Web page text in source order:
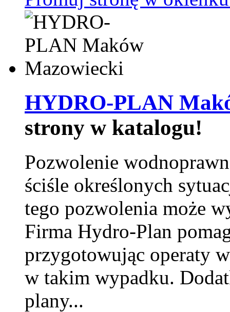
HYDRO-PLAN
strony w katalogu!
Pozwolenie
ściśle określonych
tego pozwolenia może
Firma Hydro-Plan
przygotowując operaty
w takim wypadku.
plany...